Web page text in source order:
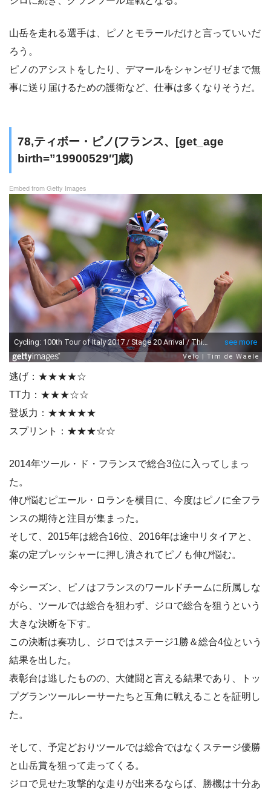
山岳を走れる選手は、ピノとモラールだけと言っていいだ
ろう。
ピノのアシストをしたり、デマールをシャンゼリゼまで無
事に送り届けるための護衛など、仕事は多くなりそうだ。
78,ティボー・ピノ(フランス、[get_age
birth=”19900529″]歳)
Embed from Getty Images
逃げ：★★★★☆
TT力：★★★☆☆
登坂力：★★★★★
スプリント：★★★☆☆
2014年ツール・ド・フランスで総合3位に入ってしまっ
た。
伸び悩むピエール・ロランを横目に、今度はピノに全フラ
ンスの期待と注目が集まった。
そして、2015年は総合16位、2016年は途中リタイアと、
案の定プレッシャーに押し潰されてピノも伸び悩む。
今シーズン、ピノはフランスのワールドチームに所属しな
がら、ツールでは総合を狙わず、ジロで総合を狙うという
大きな決断を下す。
この決断は奏功し、ジロではステージ1勝＆総合4位という
結果を出した。
表彰台は逃したものの、大健闘と言える結果であり、トッ
プグランツールレーサーたちと互角に戦えることを証明し
た。
そして、予定どおりツールでは総合ではなくステージ優勝
と山岳賞を狙って走ってくる。
ジロで見せた攻撃的な走りが出来るならば、勝機は十分あ